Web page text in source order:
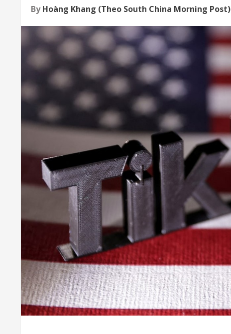
ByHoàng Khang (Theo South China Morning Post)